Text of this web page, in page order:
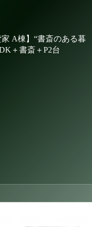
A棟】“書斎のある暮
＋書斎＋P2台